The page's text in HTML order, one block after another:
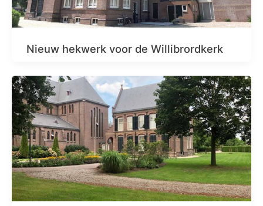
Nieuw hekwerk voor de Willibrordkerk